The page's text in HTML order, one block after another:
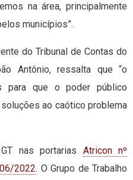
na área, principalmente
municípios”.
do Tribunal de Contas do
Antônio, ressalta que “o
para que o poder público
ao caótico problema
nas portarias Atricon nº
2022. O Grupo de Trabalho